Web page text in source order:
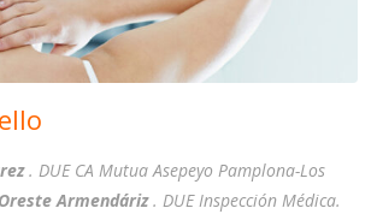
. DUE CA Mutua Asepeyo Pamplona-Los
Armendáriz. DUE Inspección Médica.